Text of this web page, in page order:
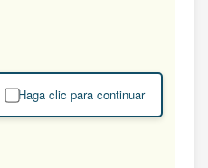
Haga clic para continuar